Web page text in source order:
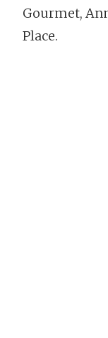
Gourmet,
Place.